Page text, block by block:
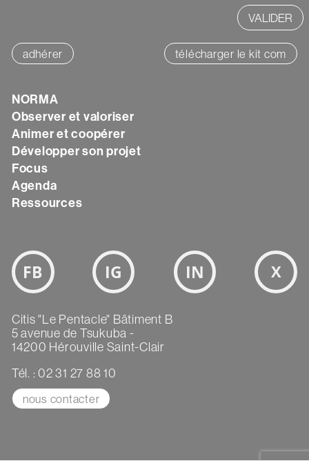
adhérer télécharger le kit com
Texte
NORMA
Observer et valoriser
Animer et coopérer
Développer son projet
Focus
Agenda
Ressources
Bloc
Réseaux
Texte
Citis "Le Pentacle" Bâtiment B
5 avenue de Tsukuba -
14200 Hérouville Saint-Clair
Tél. : 02 31 27 88 10
nous contacter